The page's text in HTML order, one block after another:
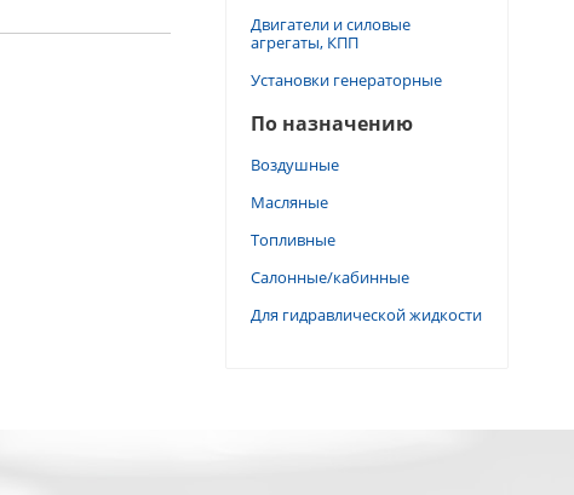
Двигатели и силовые
агрегаты, КПП
Установки генераторные
По назначению
Воздушные
Масляные
Топливные
Салонные/кабинные
Для гидравлической жидкости